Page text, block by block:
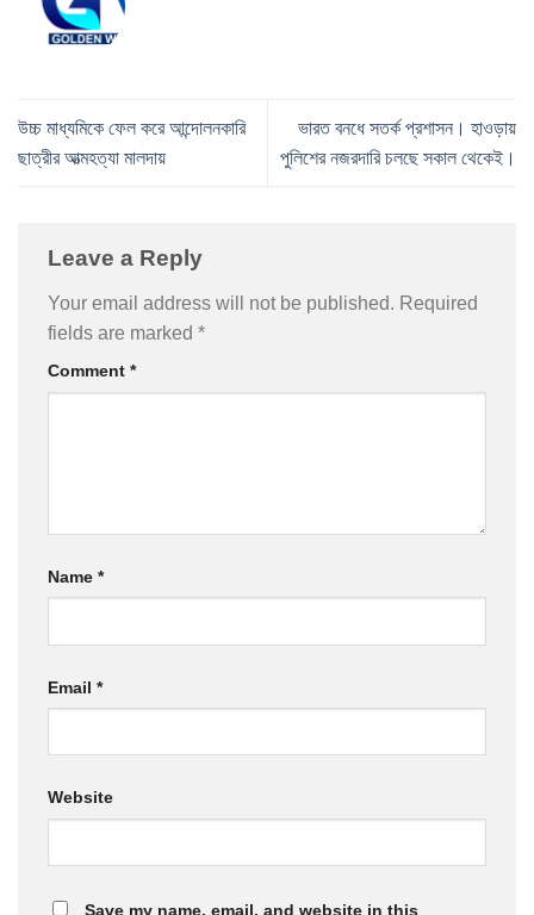
উচ্চ মাধ্যমিকে ফেল করে আন্দোলনকারি
ছাত্রীর আত্মহত্যা মালদায়
ভারত বনধে সতর্ক প্রশাসন। হাওড়ায়
পুলিশের নজরদারি চলছে সকাল থেকেই।
Leave a Reply
Your email address will not be published. Required
fields are marked *
Comment *
Name *
Email *
Website
Save my name, email, and website in this